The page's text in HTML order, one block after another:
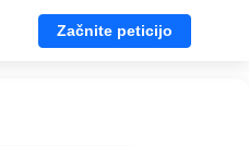
Začnite peticijo